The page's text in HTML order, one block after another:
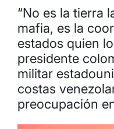
“No es la tierra
mafia, es la
estados quien
presidente
militar
costas
preocupación